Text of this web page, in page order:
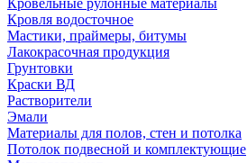
Кровельные рулонные материалы
Кровля водосточное
Мастики, праймеры, битумы
Лакокрасочная продукция
Грунтовки
Краски ВД
Растворители
Эмали
Материалы для полов, стен и потолка
Потолок подвесной и комплектующие